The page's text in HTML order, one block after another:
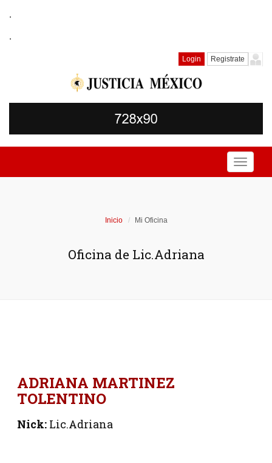
.
.
Login Registrate
Toggle
Inicio Mi Oficina
Oficina de Lic.Adriana
ADRIANA MARTINEZ
TOLENTINO
Nick:Lic.Adriana